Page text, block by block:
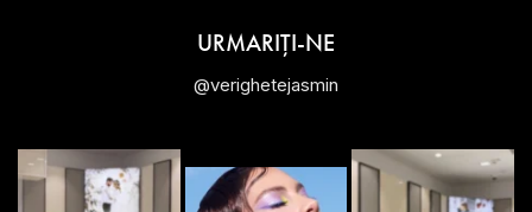
URMARIȚI-NE
@verighetejasmin